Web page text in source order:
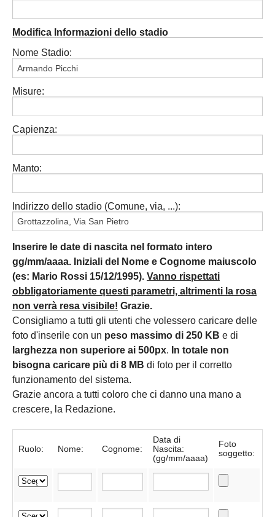
Modifica Informazioni dello stadio
Nome Stadio:
Misure:
Capienza:
Manto:
Indirizzo dello stadio (Comune, via, ...):
Inserire le date di nascita nel formato intero
gg/mm/aaaa. Iniziali del Nome e Cognome maiuscolo
(es: Mario Rossi 15/12/1995). Vanno rispettati
obbligatoriamente questi parametri, altrimenti la rosa
non verrà resa visibile! Grazie.
Consigliamo a tutti gli utenti che volessero caricare delle
foto d'inserile con un peso massimo di 250 KB e di
larghezza non superiore ai 500px. In totale non
bisogna caricare più di 8 MB di foto per il corretto
funzionamento del sistema.
Grazie ancora a tutti coloro che ci danno una mano a
crescere, la Redazione.
Ruolo: Nome: Cognome:
Data di
Nascita:
(gg/mm/aaaa)
Foto
soggetto: